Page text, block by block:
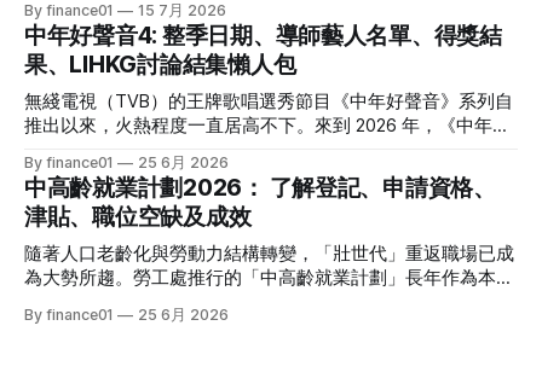
格價與部署，以下先將這 15 隻橫跨港股、美股及基金的明星
收息產品進行系統性匯總： 範疇代號 / 名稱產品性質2026年
估算年化股息率 / 派息率派息頻率核心定位與優勢港股中國移
動 (00941)通訊藍籌6.5% - 6.6%半年配國企巨頭，現金流極
強，兼具防守與增長。港股中國海洋石油 (00883)能源藍籌
5.8% - 6.0%半年配受益於地緣政治與油價，
場目前有相當多穩健的防守型工具。本文為大家盤點 2026 年
香港最新主流低風險投資產品，橫向比較其利弊，並揭秘連登
（LIHKG）「財經台」巴打們最真實、最不留情面的毒舌評
價！ 2026年香港熱門低風險投資工具一覽 在香港，低風險投
資主要圍繞「保本」與「高流動性」展開。以下是 2026 年最
受市場歡迎的 5 大產品比較： 投資工具2026年預估年回報率
資金鎖定期適合對象風險等級港元/美元定期存款2.4% - 4.0%1
個月至1年不等追求絕對保本、懶得操作的人⭐ (極低)美國國庫
債券 (T-Bills)4.0% - 4.5%1個月至30年不等懂得用美股 App、
追求比定存更高息的人⭐ (極低) 香港政府零售債券
By finance01 15 7月 2026
中年好聲音4: 整季日期、導師藝人名單、得獎結
果、LIHKG討論結集懶人包
無綫電視（TVB）的王牌歌唱選秀節目《中年好聲音》系列自
推出以來，火熱程度一直居高不下。來到 2026 年，《中年好
了更新穎的賽制，舞台與音響規格全面升級，參賽者的背景更
是臥虎藏龍，由退隱江湖的昔日歌手到各行各業的隱世歌王，
再次掀起全城「追星」與「懷舊」熱潮。 如果你錯過了部分
精彩集數，或者想一氣呵成重溫整季的精華，這篇《中年好聲
音 4》全方位懶人包將為你系統化地盤點整季賽期、星級陣
容、終極結果，並結集連登（LIHKG）討論區最地道的爆笑與
血淚評價！ 《中年好聲音 4》整季賽期與播放時間表 本季
By finance01 25 6月 2026
中高齡就業計劃2026： 了解登記、申請資格、
津貼、職位空缺及成效
隨著人口老齡化與勞動力結構轉變，「壯世代」重返職場已成
為大勢所趨。勞工處推行的「中高齡就業計劃」長年作為本港
企業聘用年長勞動力。本文將為您全面拆解 2026 年最新優化
By finance01 25 6月 2026